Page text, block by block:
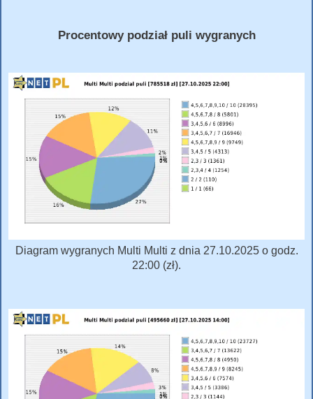
Procentowy podział puli wygranych
Diagram wygranych Multi Multi z dnia 27.10.2025 o godz.
22:00 (zł).